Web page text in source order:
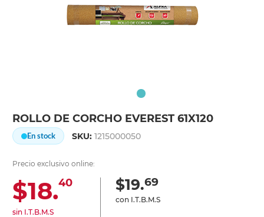
ROLLO DE CORCHO EVEREST 61X120
En stock SKU:1215000050
Precio exclusivo online:
$18.40
sin I.T.B.M.S
$19.69
con I.T.B.M.S